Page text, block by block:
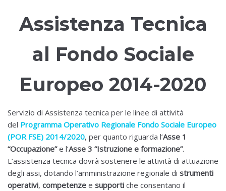
Assistenza Tecnica
al Fondo Sociale
Europeo 2014-2020
Servizio di Assistenza tecnica per le linee di attività
del Programma Operativo Regionale Fondo Sociale Europeo
(POR FSE) 2014/2020, per quanto riguarda l’Asse 1
“Occupazione”e l’Asse 3 “Istruzione e formazione”.
L’assistenza tecnica dovrà sostenere le attività di attuazione
degli assi, dotando l’amministrazione regionale di strumenti
operativi, competenze e supporti che consentano il